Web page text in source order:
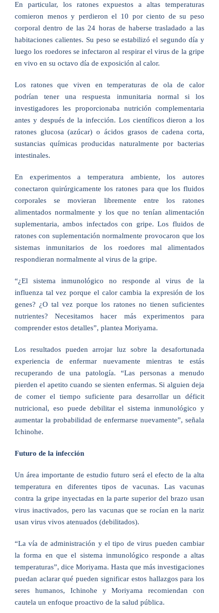
En particular, los ratones expuestos a altas temperaturas
comieron menos y perdieron el 10 por ciento de su peso
corporal dentro de las 24 horas de haberse trasladado a las
habitaciones calientes. Su peso se estabilizó el segundo día y
luego los roedores se infectaron al respirar el virus de la gripe
en vivo en su octavo día de exposición al calor.
Los ratones que viven en temperaturas de ola de calor
podrían tener una respuesta inmunitaria normal si los
investigadores les proporcionaba nutrición complementaria
antes y después de la infección. Los científicos dieron a los
ratones glucosa (azúcar) o ácidos grasos de cadena corta,
sustancias químicas producidas naturalmente por bacterias
intestinales.
En experimentos a temperatura ambiente, los autores
conectaron quirúrgicamente los ratones para que los fluidos
corporales se movieran libremente entre los ratones
alimentados normalmente y los que no tenían alimentación
suplementaria, ambos infectados con gripe. Los fluidos de
ratones con suplementación normalmente provocaron que los
sistemas inmunitarios de los roedores mal alimentados
respondieran normalmente al virus de la gripe.
“¿El sistema inmunológico no responde al virus de la
influenza tal vez porque el calor cambia la expresión de los
genes? ¿O tal vez porque los ratones no tienen suficientes
nutrientes? Necesitamos hacer más experimentos para
comprender estos detalles”, plantea Moriyama.
Los resultados pueden arrojar luz sobre la desafortunada
experiencia de enfermar nuevamente mientras te estás
recuperando de una patología. “Las personas a menudo
pierden el apetito cuando se sienten enfermas. Si alguien deja
de comer el tiempo suficiente para desarrollar un déficit
nutricional, eso puede debilitar el sistema inmunológico y
aumentar la probabilidad de enfermarse nuevamente”, señala
Ichinohe.
Futuro de la infección
Un área importante de estudio futuro será el efecto de la alta
temperatura en diferentes tipos de vacunas. Las vacunas
contra la gripe inyectadas en la parte superior del brazo usan
virus inactivados, pero las vacunas que se rocían en la nariz
usan virus vivos atenuados (debilitados).
“La vía de administración y el tipo de virus pueden cambiar
la forma en que el sistema inmunológico responde a altas
temperaturas”, dice Moriyama. Hasta que más investigaciones
puedan aclarar qué pueden significar estos hallazgos para los
seres humanos, Ichinohe y Moriyama recomiendan con
cautela un enfoque proactivo de la salud pública.